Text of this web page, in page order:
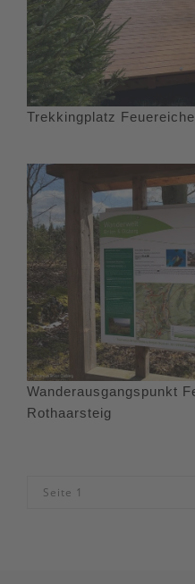
Trekkingplatz Feuereiche
Wanderausgangspunkt
Rothaarsteig